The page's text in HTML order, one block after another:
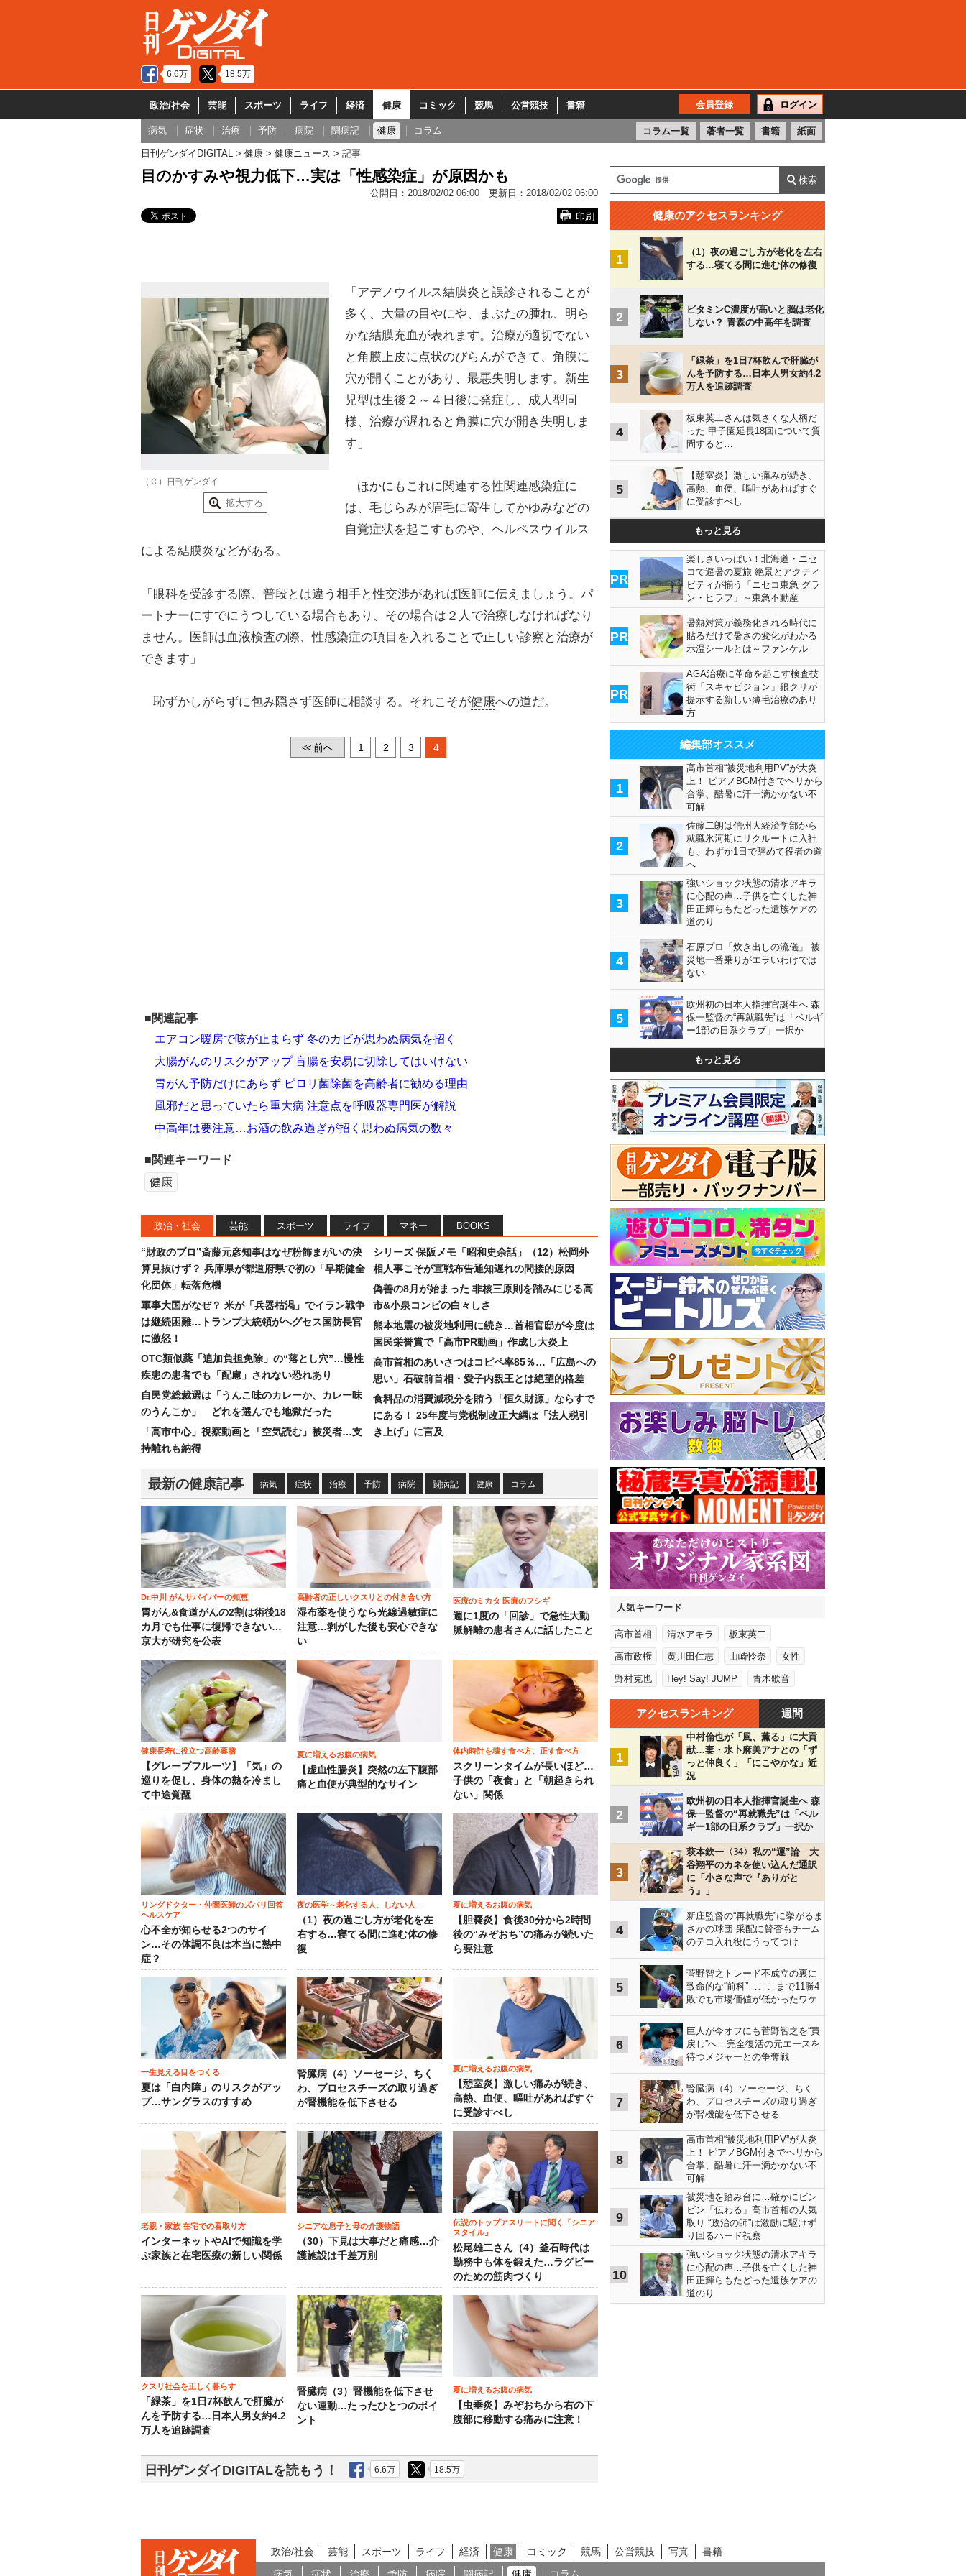
6.6万 18.5万
政治/社会 芸能 スポーツ ライフ 経済 健康 コミック 競馬 公営競技 書籍 会員登録 ログイン
病気 症状 治療 予防 病院 闘病記 健康 コラム コラム一覧 著者一覧 書籍 紙面
日刊ゲンダイDIGITAL 健康 健康ニュース 記事
目のかすみや視力低下…実は「性感染症」が原因かも
公開日： 2018/02/02 06:00 更新日： 2018/02/02 06:00
印刷
（Ｃ）日刊ゲンダイ
拡大する
「アデノウイルス結膜炎と誤診されることが
多く、大量の目やにや、まぶたの腫れ、明ら
かな結膜充血が表れます。治療が適切でない
と角膜上皮に点状のびらんができて、角膜に
穴が開くことがあり、最悪失明します。新生
児型は生後２～４日後に発症し、成人型同
様、治療が遅れると角膜に穴が開き失明しま
す」
ほかにもこれに関連する性関連感染症に
は、毛じらみが眉毛に寄生してかゆみなどの
自覚症状を起こすものや、ヘルペスウイルス
による結膜炎などがある。
「眼科を受診する際、普段とは違う相手と性交渉があれば医師に伝えましょう。パ
ートナーにすでにうつしている場合もあり、その場合は２人で治療しなければなり
ません。医師は血液検査の際、性感染症の項目を入れることで正しい診察と治療が
できます」
恥ずかしがらずに包み隠さず医師に相談する。それこそが健康への道だ。
<<前へ 1 2 3 4
■関連記事
エアコン暖房で咳が止まらず 冬のカビが思わぬ病気を招く
大腸がんのリスクがアップ 盲腸を安易に切除してはいけない
胃がん予防だけにあらず ピロリ菌除菌を高齢者に勧める理由
風邪だと思っていたら重大病 注意点を呼吸器専門医が解説
中高年は要注意…お酒の飲み過ぎが招く思わぬ病気の数々
■関連キーワード
健康
政治・社会 芸能 スポーツ ライフ マネー BOOKS
“財政のプロ”斎藤元彦知事はなぜ粉飾まがいの決
算見抜けず？ 兵庫県が都道府県で初の「早期健全
化団体」転落危機
軍事大国がなぜ？ 米が「兵器枯渇」でイラン戦争
は継続困難…トランプ大統領がヘグセス国防長官
に激怒！
OTC類似薬「追加負担免除」の“落とし穴”…慢性
疾患の患者でも「配慮」されない恐れあり
自民党総裁選は「うんこ味のカレーか、カレー味
のうんこか」 どれを選んでも地獄だった
「高市中心」視察動画と「空気読む」被災者…支
持離れも納得
シリーズ 保阪メモ「昭和史余話」（12）松岡外
相人事こそが宣戦布告通知遅れの間接的原因
偽善の8月が始まった 非核三原則を踏みにじる高
市&小泉コンビの白々しさ
熊本地震の被災地利用に続き…首相官邸が今度は
国民栄誉賞で「高市PR動画」作成し大炎上
高市首相のあいさつはコピペ率85％…「広島への
思い」石破前首相・愛子内親王とは絶望的格差
食料品の消費減税分を賄う「恒久財源」ならすで
にある！ 25年度与党税制改正大綱は「法人税引
き上げ」に言及
最新の健康記事 病気 症状 治療 予防 病院 闘病記 健康 コラム
Dr.中川 がんサバイバーの知恵
胃がん&食道がんの2割は術後18
カ月でも仕事に復帰できない…
京大が研究を公表
高齢者の正しいクスリとの付き合い方
湿布薬を使うなら光線過敏症に
注意…剥がした後も安心できな
い
医療のミカタ 医療のフシギ
週に1度の「回診」で急性大動
脈解離の患者さんに話したこと
健康長寿に役立つ高齢薬膳
【グレープフルーツ】「気」の
巡りを促し、身体の熱を冷まし
て中途覚醒
夏に増えるお腹の病気
【虚血性腸炎】突然の左下腹部
痛と血便が典型的なサイン
体内時計を壊す食べ方、正す食べ方
スクリーンタイムが長いほど…
子供の「夜食」と「朝起きられ
ない」関係
リングドクター・仲間医師のズバリ回答
ヘルスケア
心不全が知らせる2つのサイ
ン…その体調不良は本当に熱中
症？
夜の医学～老化する人、しない人
（1）夜の過ごし方が老化を左
右する…寝てる間に進む体の修
復
夏に増えるお腹の病気
【胆嚢炎】食後30分から2時間
後の“みぞおち”の痛みが続いた
ら要注意
一生見える目をつくる
夏は「白内障」のリスクがアッ
プ…サングラスのすすめ
腎臓病（4）ソーセージ、ちく
わ、プロセスチーズの取り過ぎ
が腎機能を低下させる
夏に増えるお腹の病気
【憩室炎】激しい痛みが続き、
高熱、血便、嘔吐があればすぐ
に受診すべし
老親・家族 在宅での看取り方
インターネットやAIで知識を学
ぶ家族と在宅医療の新しい関係
シニアな息子と母の介護物語
（30）下見は大事だと痛感…介
護施設は千差万別
伝説のトップアスリートに聞く「シニア
スタイル」
松尾雄二さん（4）釜石時代は
勤務中も体を鍛えた…ラグビー
のための筋肉づくり
クスリ社会を正しく暮らす
「緑茶」を1日7杯飲んで肝臓が
んを予防する…日本人男女約4.2
万人を追跡調査
腎臓病（3）腎機能を低下させ
ない運動…たったひとつのポイ
ント
夏に増えるお腹の病気
【虫垂炎】みぞおちから右の下
腹部に移動する痛みに注意！
日刊ゲンダイDIGITALを読もう！ 6.6万 18.5万
健康のアクセスランキング
1
（1）夜の過ごし方が老化を左右
する…寝てる間に進む体の修復
2
ビタミンC濃度が高いと脳は老化
しない？ 青森の中高年を調査
3
「緑茶」を1日7杯飲んで肝臓が
んを予防する…日本人男女約4.2
万人を追跡調査
4
板東英二さんは気さくな人柄だ
った 甲子園延長18回について質
問すると…
5
【憩室炎】激しい痛みが続き、
高熱、血便、嘔吐があればすぐ
に受診すべし
もっと見る
PR
楽しさいっぱい！北海道・ニセ
コで避暑の夏旅 絶景とアクティ
ビティが揃う「ニセコ東急 グラ
ン・ヒラフ」～東急不動産
PR
暑熱対策が義務化される時代に
貼るだけで暑さの変化がわかる
示温シールとは～ファンケル
PR
AGA治療に革命を起こす検査技
術「スキャビジョン」銀クリが
提示する新しい薄毛治療のあり
方
編集部オススメ
1
高市首相“被災地利用PV”が大炎
上！ ピアノBGM付きでヘリから
合掌、酷暑に汗一滴かかない不
可解
2
佐藤二朗は信州大経済学部から
就職氷河期にリクルートに入社
も、わずか1日で辞めて役者の道
へ
3
強いショック状態の清水アキラ
に心配の声…子供を亡くした神
田正輝らもたどった遺族ケアの
道のり
4
石原プロ「炊き出しの流儀」 被
災地一番乗りがエラいわけでは
ない
5
欧州初の日本人指揮官誕生へ 森
保一監督の“再就職先”は「ベルギ
ー1部の日系クラブ」一択か
もっと見る
人気キーワード
高市首相 清水アキラ 板東英二
高市政権 黄川田仁志 山崎怜奈 女性
野村克也 Hey! Say! JUMP 青木歌音
アクセスランキング 週間
1
中村倫也が「風、薫る」に大貢
献…妻・水卜麻美アナとの「ず
っと仲良く」「にこやかな」近
況
2
欧州初の日本人指揮官誕生へ 森
保一監督の“再就職先”は「ベル
ギー1部の日系クラブ」一択か
3
萩本欽一〈34〉私の“運”論 大
谷翔平のカネを使い込んだ通訳
に「小さな声で『ありがと
う』」
4
新庄監督の“再就職先”に挙がるま
さかの球団 采配に賛否もチーム
のテコ入れ役にうってつけ
5
菅野智之トレード不成立の裏に
致命的な“前科”…ここまで11勝4
敗でも市場価値が低かったワケ
6
巨人が今オフにも菅野智之を“買
戻し”へ…完全復活の元エースを
待つメジャーとの争奪戦
7
腎臓病（4）ソーセージ、ちく
わ、プロセスチーズの取り過ぎ
が腎機能を低下させる
8
高市首相“被災地利用PV”が大炎
上！ ピアノBGM付きでヘリから
合掌、酷暑に汗一滴かかない不
可解
9
被災地を踏み台に…確かにビン
ビン「伝わる」高市首相の人気
取り “政治の師”は激励に駆けず
り回るハード視察
10
強いショック状態の清水アキラ
に心配の声…子供を亡くした神
田正輝らもたどった遺族ケアの
道のり
政治/社会 芸能 スポーツ ライフ 経済 健康 コミック 競馬 公営競技 写真
書籍